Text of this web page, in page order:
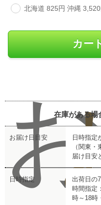
北海道 825円 沖縄 3,520
在庫がある場
お届け日目安
日時指定
（関東
届け目安
日時指定
出荷日の
時間指定
時～18時